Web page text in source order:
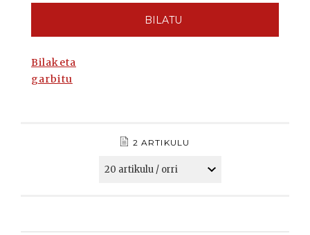
BILATU
Bilaketa
garbitu
2 ARTIKULU